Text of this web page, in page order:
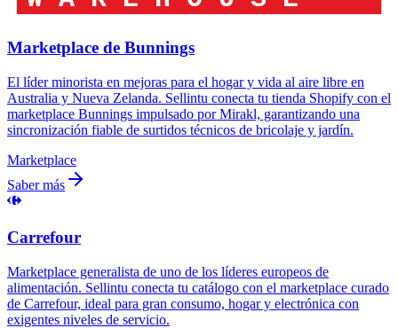
Marketplace de Bunnings
El líder minorista en mejoras para el hogar y vida al aire libre en
Australia y Nueva Zelanda. Sellintu conecta tu tienda Shopify con el
marketplace Bunnings impulsado por Mirakl, garantizando una
sincronización fiable de surtidos técnicos de bricolaje y jardín.
Marketplace
Saber más
Carrefour
Marketplace generalista de uno de los líderes europeos de
alimentación. Sellintu conecta tu catálogo con el marketplace curado
de Carrefour, ideal para gran consumo, hogar y electrónica con
exigentes niveles de servicio.